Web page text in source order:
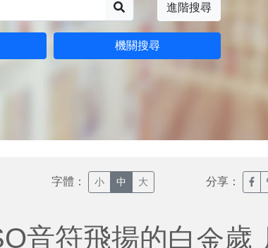
進階搜尋
機關搜尋
字體： 小 中 大 分享： 臉
音符飛揚的白金歲